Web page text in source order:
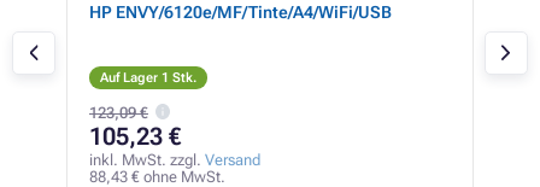
HP ENVY/6120e/MF/Tinte/A4/WiFi/USB
Auf Lager 1 Stk.
123,09 €
105,23 €
inkl. MwSt. zzgl. Versand
88,43 € ohne MwSt.